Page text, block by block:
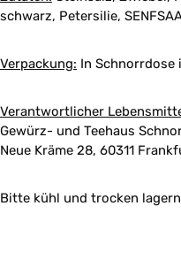
schwarz, Petersilie,
Verpackung: In Schnorrdose
Verantwortlicher
Gewürz- und Teehaus
Neue Kräme 28, 60311
Bitte kühl und trocken